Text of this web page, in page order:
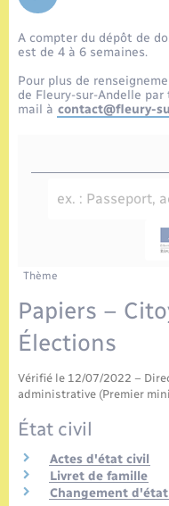
Etat-civil - Papiers
Etat civil
Mariage – PACS
Logement -
Nouvel habitant
Organisation
Sécurité -
Transports
Transports
Travaux -
public
Compétences
Plan interactif
La Communauté
A compter du dépôt de
est de 4 à 6 semaines.
Pour plus de
de Fleury-sur-Andelle par
mail à contact@fleury-
Thème
Papiers –
Élections
Vérifié le 12/07/2022 –
administrative (Premier
État civil
Actes d'état civil
Livret de famille
Changement